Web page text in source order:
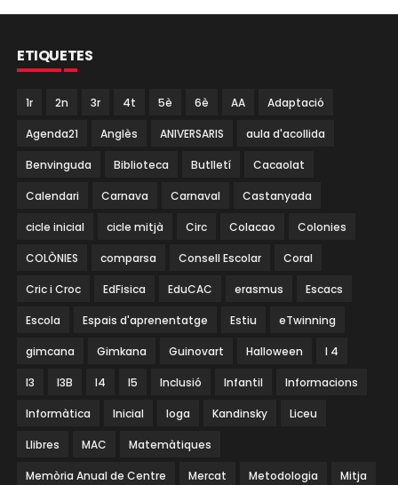
ETIQUETES
1r 2n 3r 4t 5è 6è AA Adaptació
Agenda21 Anglès ANIVERSARIS aula d'acollida
Benvinguda Biblioteca Butlletí Cacaolat
Calendari Carnava Carnaval Castanyada
cicle inicial cicle mitjà Circ Colacao Colonies
COLÒNIES comparsa Consell Escolar Coral
Cric i Croc EdFisica EduCAC erasmus Escacs
Escola Espais d'aprenentatge Estiu eTwinning
gimcana Gimkana Guinovart Halloween I 4
I3 I3B I4 I5 Inclusió Infantil Informacions
Informàtica Inicial Ioga Kandinsky Liceu
Llibres MAC Matemàtiques
Memòria Anual de Centre Mercat Metodologia Mitja